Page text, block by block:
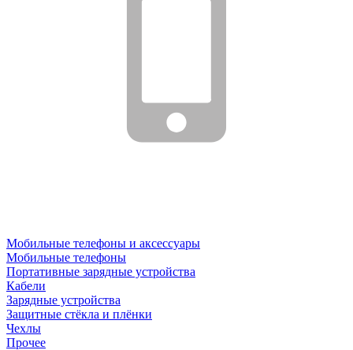
Мобильные телефоны и аксессуары
Мобильные телефоны
Портативные зарядные устройства
Кабели
Зарядные устройства
Защитные стёкла и плёнки
Чехлы
Прочее